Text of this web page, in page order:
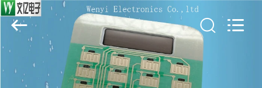
Jinyuanhang
Electronic
Technology
Co.,
Rights
Reserved.